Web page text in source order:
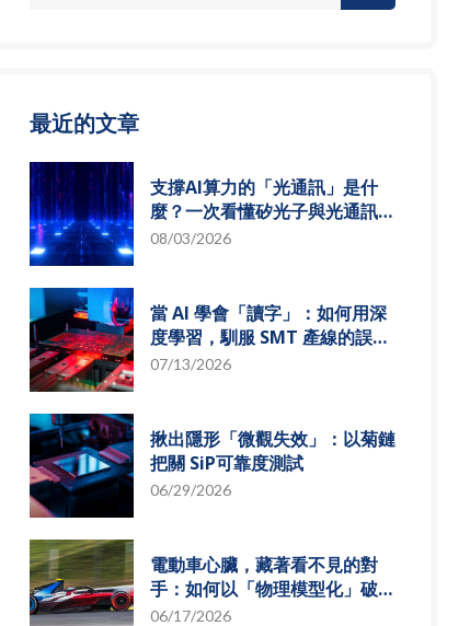
最近的文章
支撐AI算力的「光通訊」是什
麼？一次看懂矽光子與光通訊模
組發展趨勢
08/03/2026
當 AI 學會「讀字」：如何用深
度學習，馴服 SMT 產線的誤報
風暴
07/13/2026
揪出隱形「微觀失效」：以菊鏈
把關 SiP可靠度測試
06/29/2026
電動車心臟，藏著看不見的對
手：如何以「物理模型化」破解
損耗難題？
06/17/2026